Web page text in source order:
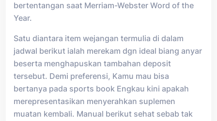
bertentangan saat Merriam-Webster Word of the
Year.
Satu diantara item wejangan termulia di dalam
jadwal berikut ialah merekam dgn ideal biang anyar
beserta menghapuskan tambahan deposit
tersebut. Demi preferensi, Kamu mau bisa
bertanya pada sports book Engkau kini apakah
merepresentasikan menyerahkan suplemen
muatan kembali. Manual berikut sehat sebab tak